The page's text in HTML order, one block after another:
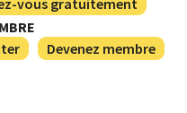
Devenez membre